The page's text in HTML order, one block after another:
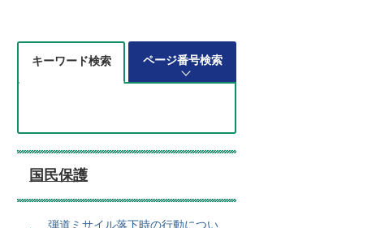
キーワード検索 ページ番号検索
国民保護
弾道ミサイル落下時の行動につい